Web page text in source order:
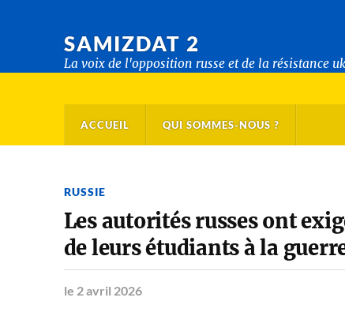
SAMIZDAT 2
La voix de l'opposition russe et de la résistance
ACCUEIL QUI SOMMES-NOUS ?
RUSSIE
Les autorités russes ont
de leurs étudiants à la
le 2 avril 2026